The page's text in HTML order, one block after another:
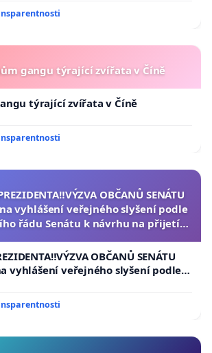
gangu týrající zvířata v Číně
týrající zvířata v Číně
OBČANŮ SENÁTU
na vyhlášení veřejného slyšení podle
řádu Senátu k návrhu na přijetí
republiky
OBČANŮ SENÁTU
vyhlášení veřejného slyšení podle §
Senátu k návrhu na přijetí